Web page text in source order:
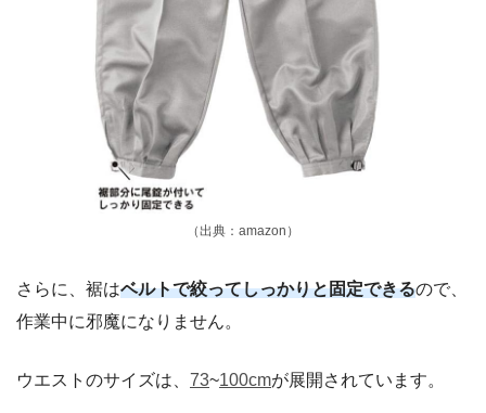
（出典：amazon）
さらに、裾はベルトで絞ってしっかりと固定できるので、
作業中に邪魔になりません。
ウエストのサイズは、 73~100cmが展開されています。